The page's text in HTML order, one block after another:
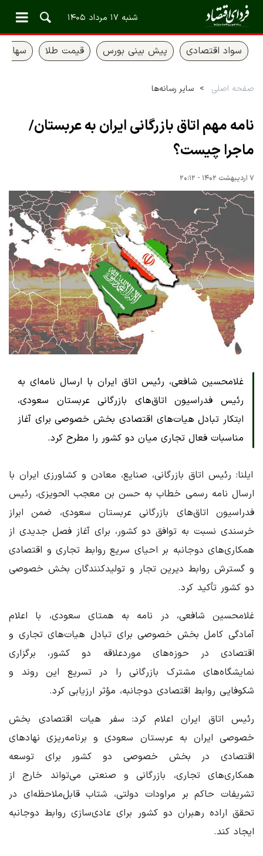
شنبه ۱۷ مرداد ۱۴۰۵
سواد اقتصادی پیش بینی بورس قیمت طلا سهام
صفحه اصلی سایر رسانه‌ها
نامه مهم اتاق بازرگانی ایران به عربستان/
ماجرا چیست؟
۷ اردیبهشت ۱۴۰۲ - ۲۰:۱۲
غلامحسین شافعی، رئیس اتاق ایران با ارسال نامه‌ای به
رئیس فدراسیون اتاق‌های بازرگانی عربستان سعودی،
ابتکار تبادل هیات‌های اقتصادی بخش خصوصی برای آغاز
مناسبات فعال تجاری میان دو کشور را مطرح کرد.
ایلنا: رئیس اتاق بازرگانی، صنایع، معادن و کشاورزی ایران با
ارسال نامه رسمی خطاب به حسن بن معجب الحویزی، رئیس
فدراسیون اتاق‌های بازرگانی عربستان سعودی، ضمن ابراز
خرسندی نسبت به توافق دو کشور، برای آغاز فصل جدیدی از
همکاری‌های دوجانبه بر احیای سریع روابط تجاری و اقتصادی
و گسترش روابط دیرین تجار و تولیدکنندگان بخش خصوصی
دو کشور تأکید کرد.
غلامحسین شافعی، در نامه به همتای سعودی، با اعلام
آمادگی کامل بخش خصوصی برای تبادل هیات‌های تجاری و
اقتصادی در حوزه‌های موردعلاقه دو کشور، برگزاری
نمایشگاه‌های مشترک بازرگانی را در تسریع این روند و
شکوفایی روابط اقتصادی دوجانبه، مؤثر ارزیابی کرد.
رئیس اتاق ایران اعلام کرد: سفر هیات اقتصادی بخش
خصوصی ایران به عربستان سعودی و برنامه‌ریزی نهادهای
اقتصادی در بخش خصوصی دو کشور برای توسعه
همکاری‌های تجاری، بازرگانی و صنعتی می‌تواند خارج از
تشریفات حاکم بر مراودات دولتی، شتاب قابل‌ملاحظه‌ای در
تحقق اراده رهبران دو کشور برای عادی‌سازی روابط دوجانبه
ایجاد کند.